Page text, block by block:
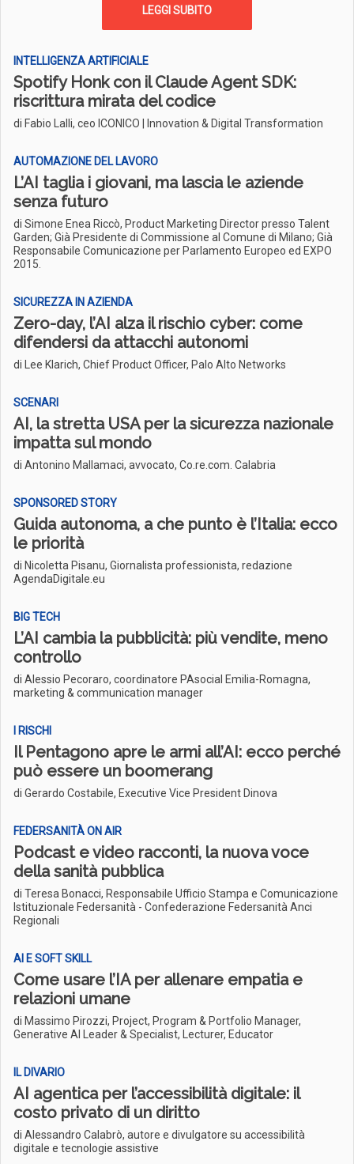
LEGGI SUBITO
INTELLIGENZA ARTIFICIALE
Spotify Honk con il Claude Agent SDK:
riscrittura mirata del codice
di Fabio Lalli, ceo ICONICO | Innovation & Digital Transformation
AUTOMAZIONE DEL LAVORO
L’AI taglia i giovani, ma lascia le aziende
senza futuro
di Simone Enea Riccò, Product Marketing Director presso Talent
Garden; Già Presidente di Commissione al Comune di Milano; Già
Responsabile Comunicazione per Parlamento Europeo ed EXPO
2015.
SICUREZZA IN AZIENDA
Zero-day, l’AI alza il rischio cyber: come
difendersi da attacchi autonomi
di Lee Klarich, Chief Product Officer, Palo Alto Networks
SCENARI
AI, la stretta USA per la sicurezza nazionale
impatta sul mondo
di Antonino Mallamaci, avvocato, Co.re.com. Calabria
SPONSORED STORY
Guida autonoma, a che punto è l’Italia: ecco
le priorità
di Nicoletta Pisanu, Giornalista professionista, redazione
AgendaDigitale.eu
BIG TECH
L’AI cambia la pubblicità: più vendite, meno
controllo
di Alessio Pecoraro, coordinatore PAsocial Emilia-Romagna,
marketing & communication manager
I RISCHI
Il Pentagono apre le armi all’AI: ecco perché
può essere un boomerang
di Gerardo Costabile, Executive Vice President Dinova
FEDERSANITÀ ON AIR
Podcast e video racconti, la nuova voce
della sanità pubblica
di Teresa Bonacci, Responsabile Ufficio Stampa e Comunicazione
Istituzionale Federsanità - Confederazione Federsanità Anci
Regionali
AI E SOFT SKILL
Come usare l’IA per allenare empatia e
relazioni umane
di Massimo Pirozzi, Project, Program & Portfolio Manager,
Generative AI Leader & Specialist, Lecturer, Educator
IL DIVARIO
AI agentica per l’accessibilità digitale: il
costo privato di un diritto
di Alessandro Calabrò, autore e divulgatore su accessibilità
digitale e tecnologie assistive